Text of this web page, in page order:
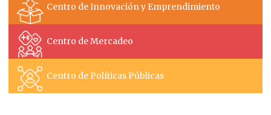
Centro de Innovación y Emprendimiento
Centro de Mercadeo
Centro de Políticas Públicas